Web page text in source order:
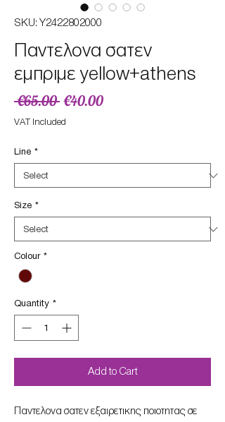
SKU: Y2422802000
Παντελονα σατεν
εμπριμε yellow+athens
€65.00 Regular
Price
€40.00Sale
VAT Included
Line *
Size *
Colour *
Quantity *
Add to Cart
Παντελονα σατεν εξαιρετικης ποιοτητας σε